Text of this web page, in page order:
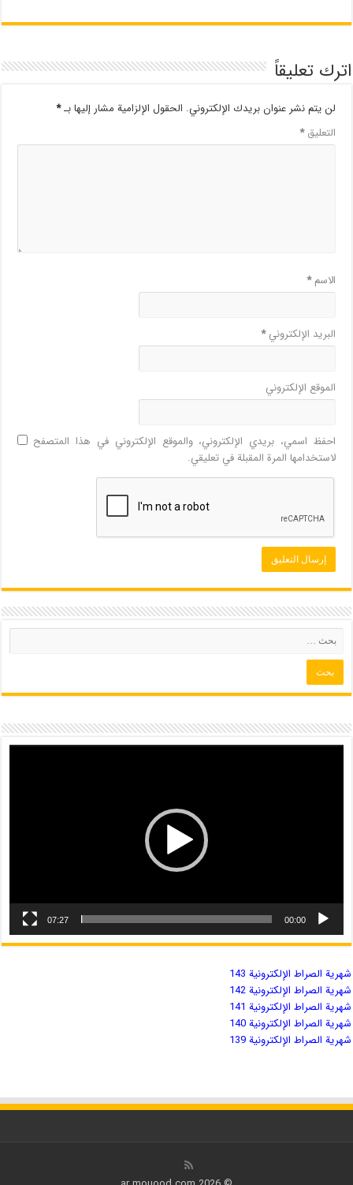
اترك تعليقاً
لن يتم نشر عنوان بريدك الإلكتروني. الحقول الإلزامية مشار إليها بـ*
التعليق*
الاسم*
البريد الإلكتروني*
الموقع الإلكتروني
احفظ اسمي، بريدي الإلكتروني، والموقع الإلكتروني في هذا المتصفح
لاستخدامها المرة المقبلة في تعليقي.
00:00
07:27
شهریة الصراط الإلكترونية 143
شهریة الصراط الإلكترونية 142
شهریة الصراط الإلكترونية 141
شهریة الصراط الإلكترونية 140
شهریة الصراط الإلكترونية 139